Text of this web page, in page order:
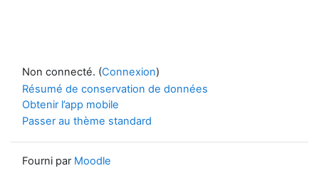
Non connecté. (Connexion)
Résumé de conservation de données
Obtenir l’app mobile
Passer au thème standard
Fourni par Moodle